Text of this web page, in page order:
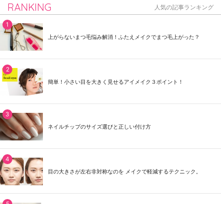
RANKING 人気の記事ランキング
上がらないまつ毛悩み解消！ふたえメイクでまつ毛上がった？
簡単！小さい目を大きく見せるアイメイク３ポイント！
ネイルチップのサイズ選びと正しい付け方
目の大きさが左右非対称なのを メイクで軽減するテクニック。